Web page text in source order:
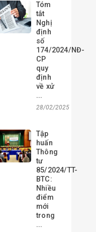
Tóm
tắt
Nghị
định
số
174/2024/NĐ-
CP
quy
định
về xử
...
28/02/2025
Tập
huấn
Thông
tư
85/2024/TT-
BTC:
Nhiều
điểm
mới
trong
...